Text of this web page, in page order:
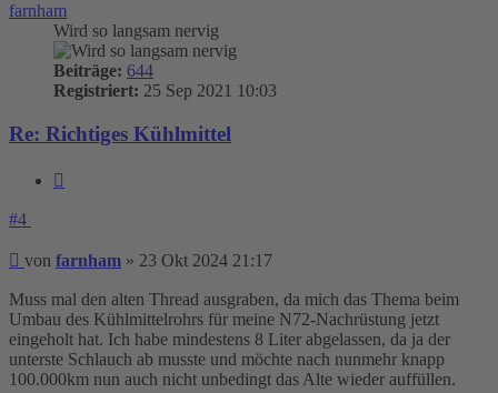
farnham
Wird so langsam nervig
Beiträge: 644
Registriert: 25 Sep 2021 10:03
Re: Richtiges Kühlmittel
#4
Beitrag
von farnham » 23 Okt 2024 21:17
Muss mal den alten Thread ausgraben, da mich das Thema beim
Umbau des Kühlmittelrohrs für meine N72-Nachrüstung jetzt
eingeholt hat. Ich habe mindestens 8 Liter abgelassen, da ja der
unterste Schlauch ab musste und möchte nach nunmehr knapp
100.000km nun auch nicht unbedingt das Alte wieder auffüllen.